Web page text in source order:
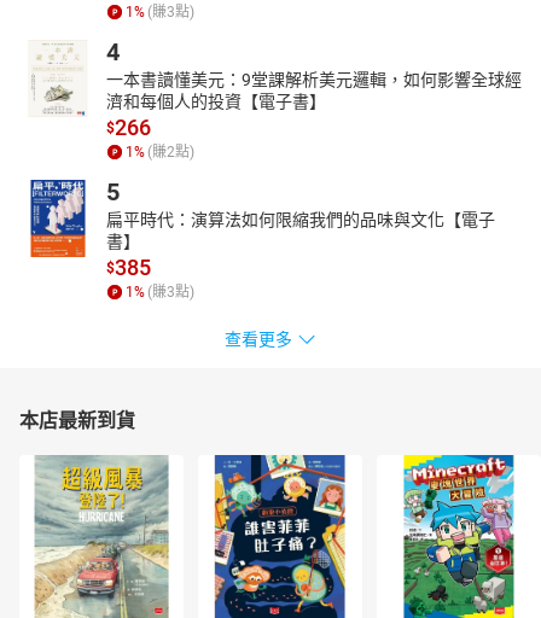
1 % (賺3點)
4
一本書讀懂美元：9堂課解析美元邏輯，如何影響全球經
濟和每個人的投資【電子書】
$266
1 % (賺2點)
5
扁平時代：演算法如何限縮我們的品味與文化【電子
書】
$385
1 % (賺3點)
查看更多
本店最新到貨